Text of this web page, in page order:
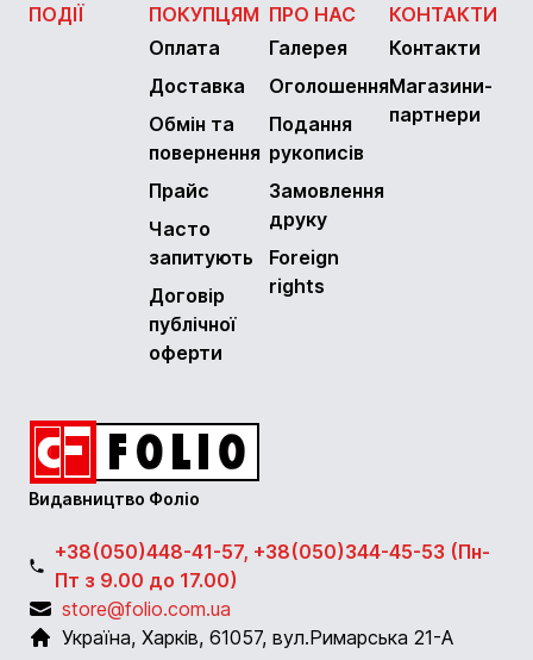
ПОДІЇ
ПОКУПЦЯМ
Оплата
Доставка
Обмін та
повернення
Прайс
Часто
запитують
Договір
публічної
оферти
ПРО НАС
Галерея
Оголошення
Подання
рукописів
Замовлення
друку
Foreign
rights
КОНТАКТИ
Контакти
Магазини-
партнери
Видавництво Фоліо
+38(050)448-41-57, +38(050)344-45-53 (Пн-
Пт з 9.00 до 17.00)
store@folio.com.ua
Україна, Харків, 61057, вул.Римарська 21-А